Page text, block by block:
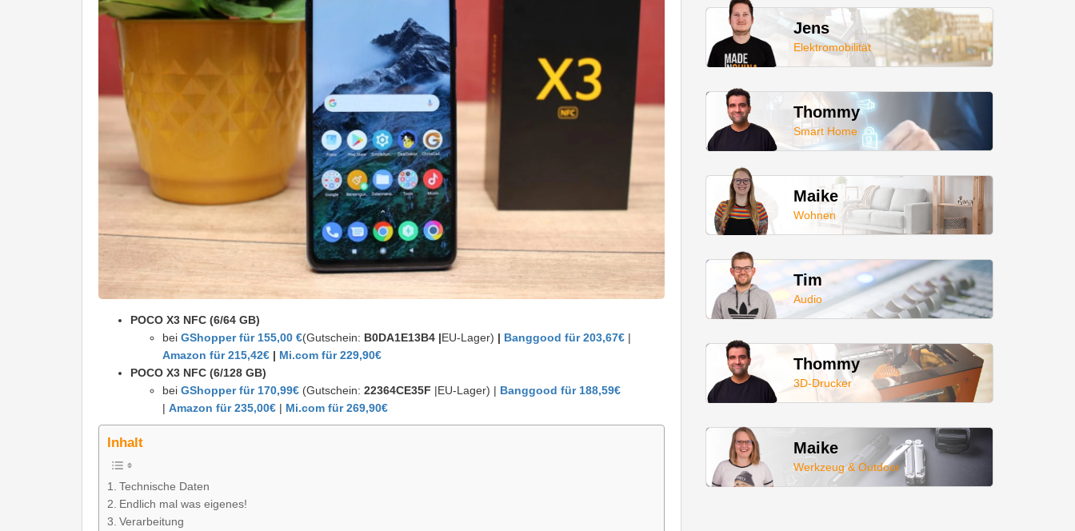
POCO X3 NFC (6/64 GB)
bei GShopper für 155,00 €(Gutschein: B0DA1E13B4 |EU-Lager) | Banggood für 203,67€ |
Amazon für 215,42€ | Mi.com für 229,90€
POCO X3 NFC (6/128 GB)
bei GShopper für 170,99€ (Gutschein: 22364CE35F |EU-Lager) | Banggood für 188,59€
| Amazon für 235,00€ | Mi.com für 269,90€
Inhalt
Technische Daten
Endlich mal was eigenes!
Verarbeitung
Jens
Elektromobilität
Thommy
Smart Home
Maike
Wohnen
Tim
Audio
Thommy
3D-Drucker
Maike
Werkzeug & Outdoor